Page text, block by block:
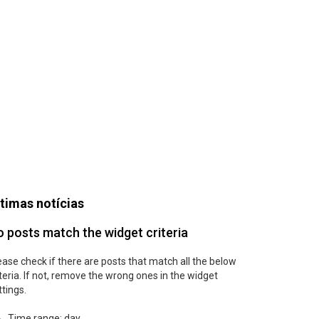
notícias
posts match the widget criteria
check if there are posts that match all the below
If not, remove the wrong ones in the widget